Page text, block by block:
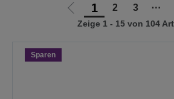
Zur
vorherigen
1 2 3 ⋯
Zeige 1 - 15 von 104
Sparen